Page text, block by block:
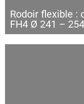
Rodoir flexible :
FH4 Ø 241 –